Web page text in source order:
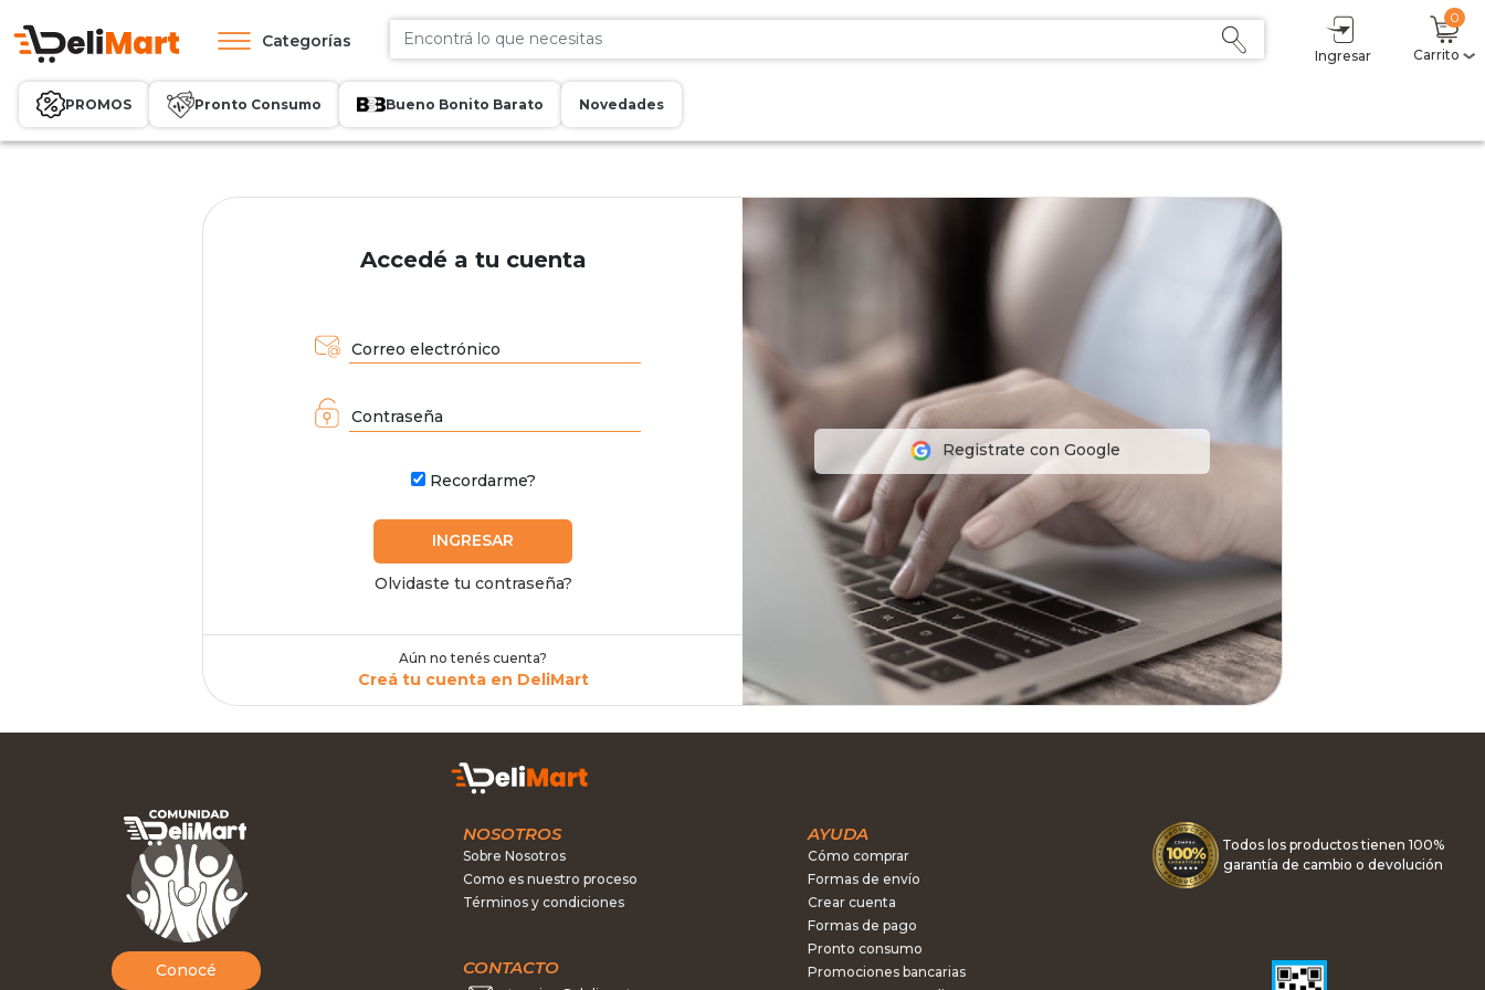
Categorías
Ingresar
0
Carrito
PROMOS Pronto Consumo Bueno Bonito Barato Novedades
Accedé a tu cuenta
Correo electrónico
Contraseña
Recordarme?
INGRESAR
Olvidaste tu contraseña?
Aún no tenés cuenta?
Creá tu cuenta en DeliMart
Registrate con Google
Conocé
NOSOTROS
Sobre Nosotros
Como es nuestro proceso
Términos y condiciones
CONTACTO
AYUDA
Cómo comprar
Formas de envío
Crear cuenta
Formas de pago
Pronto consumo
Promociones bancarias
Todos los productos tienen 100%
garantía de cambio o devolución